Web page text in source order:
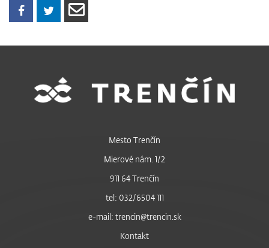
Mesto Trenčín
Mierové nám. 1/2
911 64 Trenčín
tel: 032/6504 111
e-mail: trencin@trencin.sk
Kontakt